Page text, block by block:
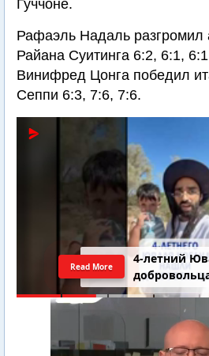
Гуччоне.
Рафаэль Надаль разгромил
Райана Суитинга 6:2, 6:1,
Винифред Цонга победил
Сеппи 6:3, 7:6, 7:6.
4-летний
Read More